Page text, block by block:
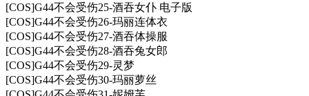
[COS]G44不会受伤25-酒吞女仆 电子版
[COS]G44不会受伤26-玛丽连体衣
[COS]G44不会受伤27-酒吞体操服
[COS]G44不会受伤28-酒吞兔女郎
[COS]G44不会受伤29-灵梦
[COS]G44不会受伤30-玛丽萝丝